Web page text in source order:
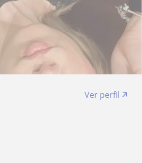
Ver perfil